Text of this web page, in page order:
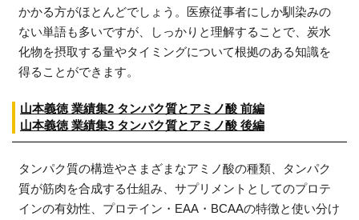
かかる方がほとんどでしょう。医療従事者にしか馴染みの
ない単語も多いですが、しっかりと理解することで、炭水
化物を摂取する量やタイミングについて根拠のある知識を
得ることができます。
山本義徳 業績集2 タンパク質とアミノ酸 前編
山本義徳 業績集3 タンパク質とアミノ酸 後編
タンパク質の構造やさまざまなアミノ酸の種類、タンパク
質が筋肉を合成する仕組み、サプリメントとしてのプロテ
インの有効性、プロテイン・EAA・BCAAの特徴と使い分け